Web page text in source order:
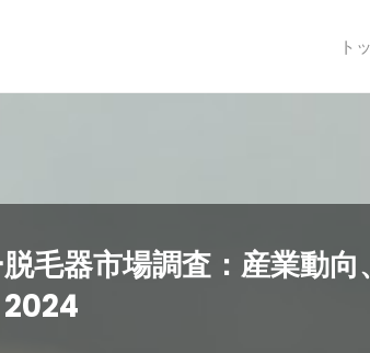
ト
毛器市場調査：産業動
2024